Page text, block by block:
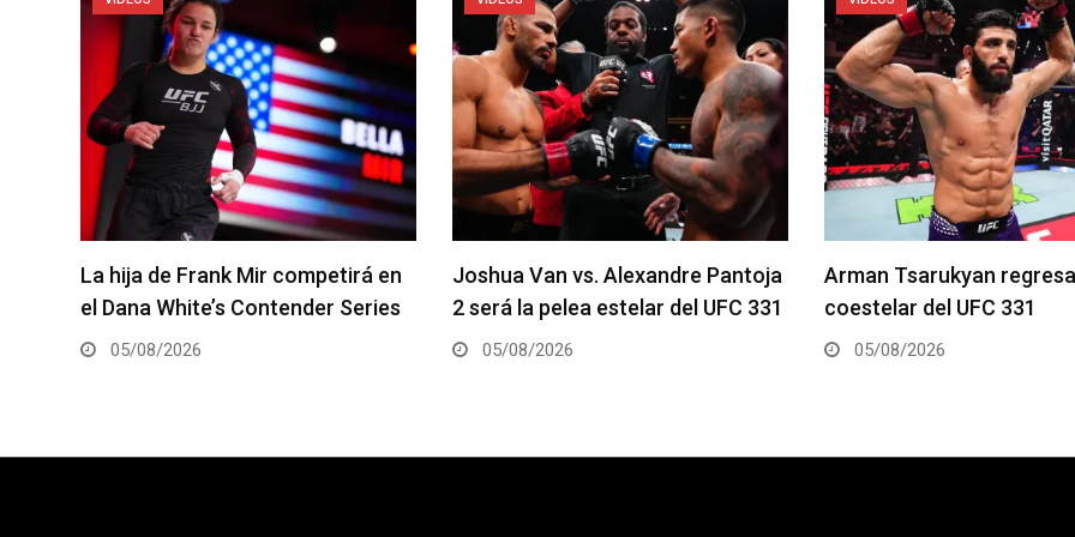
Joshua Van vs. Alexandre Pantoja
2 será la pelea estelar del UFC 331
05/08/2026
Arman Tsarukyan regresa en la
coestelar del UFC 331
05/08/2026
Gable Steveson recibe
UFC 331
05/08/2026